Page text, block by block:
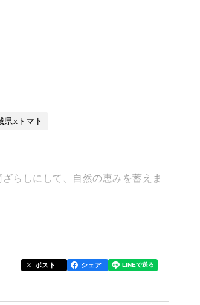
県xトマト
らしにして、自然の恵みを蓄えま
とがありますが、品質には問題あ
ポスト シェア